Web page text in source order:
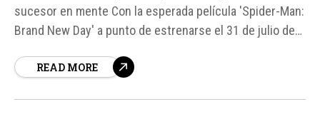
sucesor en mente Con la esperada película 'Spider-Man:
Brand New Day' a punto de estrenarse el 31 de julio de
Man desde 2016, ha hablado sobre su futuro en el papel
READ MORE